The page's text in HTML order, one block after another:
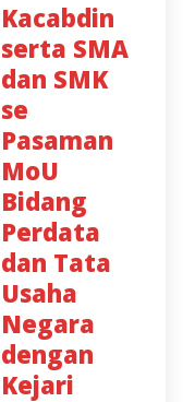
Kacabdin
serta SMA
dan SMK
se
Pasaman
MoU
Bidang
Perdata
dan Tata
Usaha
Negara
dengan
Kejari